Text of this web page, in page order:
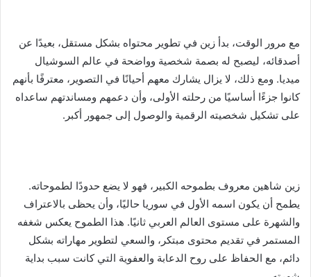
مع مرور الوقت، بدأ زين في تطوير محتواه بشكل مستقل، بعيدًا عن
أصدقائه، ليصبح له بصمة شخصية وواضحة في عالم السوشيال
ميديا. ومع ذلك، لا يزال يشارك معهم أحيانًا في التصوير، معترفًا بأنهم
كانوا جزءًا أساسيًا من رحلته الأولى، وأن دعمهم ومساندتهم ساعداه
على تشكيل شخصيته الرقمية والوصول إلى جمهور أكبر.
زين شاهين معروف بطموحه الكبير، فهو لا يضع حدودًا لطموحاته.
يطمح أن يكون اسمه الأول في سوريا حاليًا، وأن يحظى بالاعتراف
والشهرة على مستوى العالم العربي ثانيًا. هذا الطموح يعكس شغفه
المستمر في تقديم محتوى مبتكر، والسعي لتطوير مهاراته بشكل
دائم، مع الحفاظ على روح الدعابة والعفوية التي كانت سبب بداية